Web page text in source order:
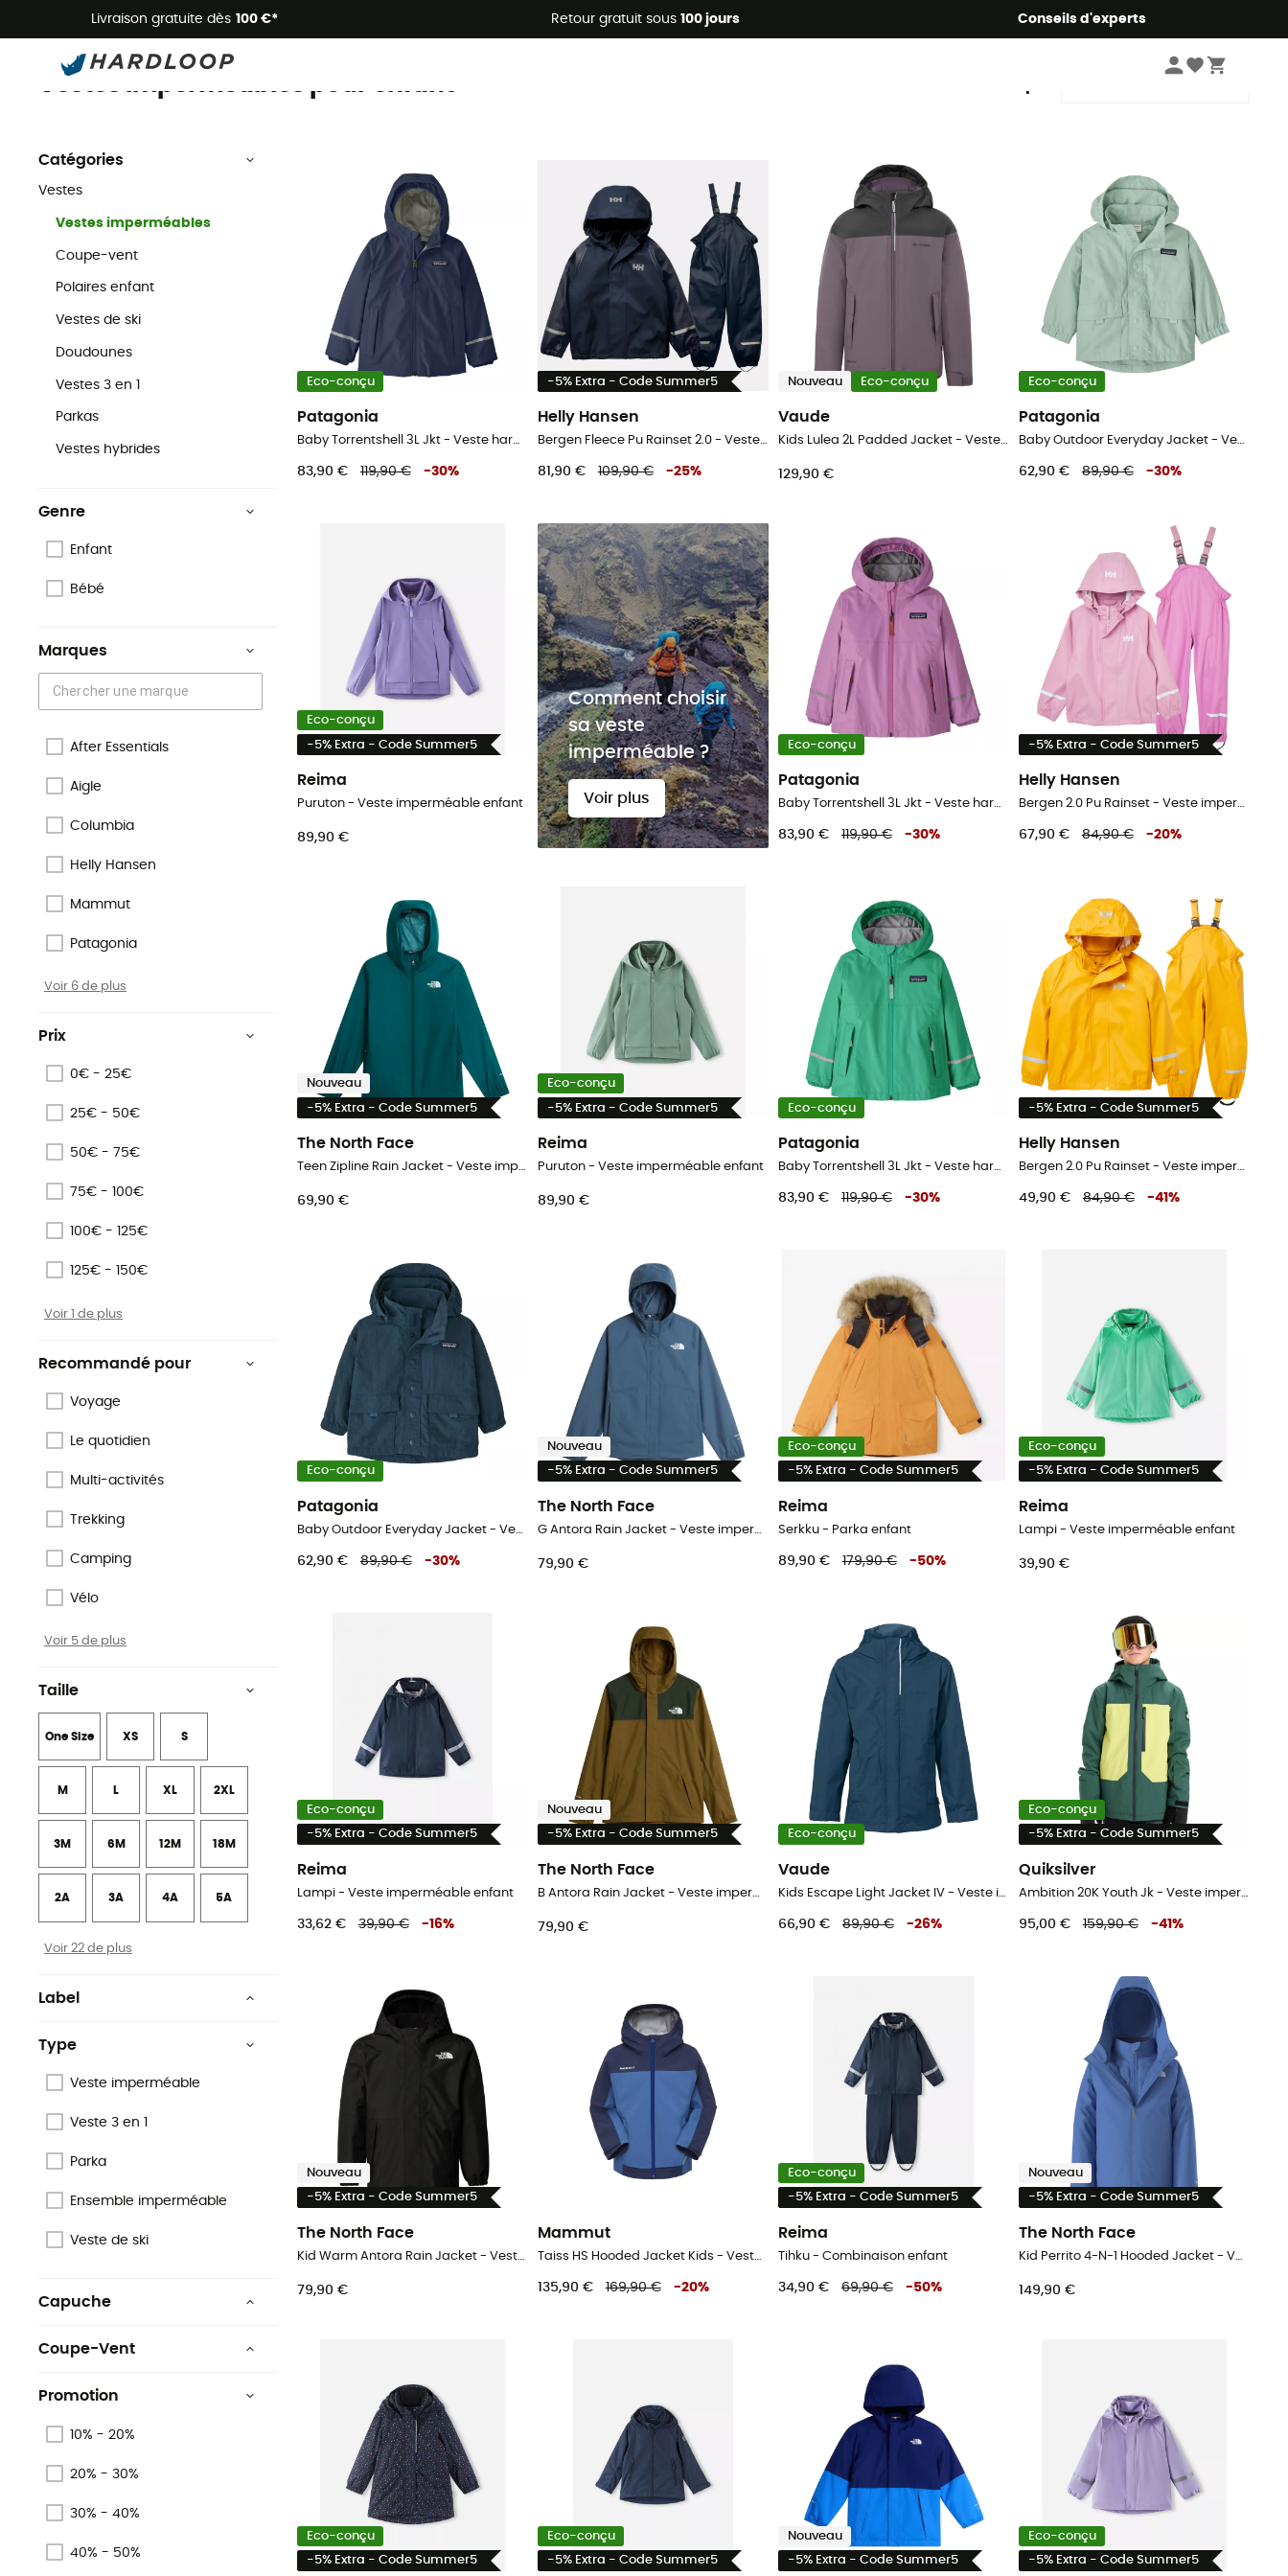
Livraison gratuite dès 100 €* Retour gratuit sous 100 jours Conseils d'experts
Promos d'été 🔥 -5 % EXTRA dès 2 produits* code Summer5
Vêtements enfant Vestes Vestes imperméables
Vestes imperméables pour enfant
Catégories
Vestes
Vestes imperméables
Coupe-vent
Polaires enfant
Vestes de ski
Doudounes
Vestes 3 en 1
Parkas
Vestes hybrides
Genre
Enfant
Bébé
Marques
After Essentials
Aigle
Columbia
Helly Hansen
Mammut
Patagonia
Voir 6 de plus
Prix
0€ - 25€
25€ - 50€
50€ - 75€
75€ - 100€
100€ - 125€
125€ - 150€
Voir 1 de plus
Recommandé pour
Voyage
Le quotidien
Multi-activités
Trekking
Camping
Vélo
Voir 5 de plus
Taille
One Size XS S
M L XL 2XL
3M 6M 12M 18M
2A 3A 4A 5A
Voir 22 de plus
Label
Type
Veste imperméable
Veste 3 en 1
Parka
Ensemble imperméable
Veste de ski
Capuche
Coupe-Vent
Promotion
10% - 20%
20% - 30%
30% - 40%
40% - 50%
Eco-conçu
Patagonia
Baby Torrentshell 3L Jkt - Veste hardshell enfant
83,90 € 119,90 € -30%
-5% Extra - Code Summer5
Helly Hansen
Bergen Fleece Pu Rainset 2.0 - Veste imperméable enfant
81,90 € 109,90 € -25%
Nouveau Eco-conçu
Vaude
Kids Lulea 2L Padded Jacket - Veste imperméable enfant
129,90 €
Eco-conçu
Patagonia
Baby Outdoor Everyday Jacket - Veste imperméable enfant
62,90 € 89,90 € -30%
Eco-conçu
-5% Extra - Code Summer5
Reima
Puruton - Veste imperméable enfant
89,90 €
Comment choisir
sa veste
imperméable ?
Voir plus
Eco-conçu
Patagonia
Baby Torrentshell 3L Jkt - Veste hardshell enfant
83,90 € 119,90 € -30%
-5% Extra - Code Summer5
Helly Hansen
Bergen 2.0 Pu Rainset - Veste imperméable enfant
67,90 € 84,90 € -20%
Nouveau
-5% Extra - Code Summer5
The North Face
Teen Zipline Rain Jacket - Veste imperméable enfant
69,90 €
Eco-conçu
-5% Extra - Code Summer5
Reima
Puruton - Veste imperméable enfant
89,90 €
Eco-conçu
Patagonia
Baby Torrentshell 3L Jkt - Veste hardshell enfant
83,90 € 119,90 € -30%
-5% Extra - Code Summer5
Helly Hansen
Bergen 2.0 Pu Rainset - Veste imperméable enfant
49,90 € 84,90 € -41 %
Eco-conçu
Patagonia
Baby Outdoor Everyday Jacket - Veste imperméable enfant
62,90 € 89,90 € -30%
Nouveau
-5% Extra - Code Summer5
The North Face
G Antora Rain Jacket - Veste imperméable enfant
79,90 €
Eco-conçu
-5% Extra - Code Summer5
Reima
Serkku - Parka enfant
89,90 € 179,90 € -50%
Eco-conçu
-5% Extra - Code Summer5
Reima
Lampi - Veste imperméable enfant
39,90 €
Eco-conçu
-5% Extra - Code Summer5
Reima
Lampi - Veste imperméable enfant
33,62 € 39,90 € -16%
Nouveau
-5% Extra - Code Summer5
The North Face
B Antora Rain Jacket - Veste imperméable enfant
79,90 €
Eco-conçu
Vaude
Kids Escape Light Jacket IV - Veste imperméable enfant
66,90 € 89,90 € -26%
Eco-conçu
-5% Extra - Code Summer5
Quiksilver
Ambition 20K Youth Jk - Veste imperméable enfant
95,00 € 159,90 € -41 %
Nouveau
-5% Extra - Code Summer5
The North Face
Kid Warm Antora Rain Jacket - Veste imperméable enfant
79,90 €
Mammut
Taiss HS Hooded Jacket Kids - Veste hardshell enfant
135,90 € 169,90 € -20%
Eco-conçu
-5% Extra - Code Summer5
Reima
Tihku - Combinaison enfant
34,90 € 69,90 € -50%
Nouveau
-5% Extra - Code Summer5
The North Face
Kid Perrito 4-N-1 Hooded Jacket - Veste imperméable enfant
149,90 €
Eco-conçu
-5% Extra - Code Summer5
Eco-conçu
-5% Extra - Code Summer5
Nouveau
-5% Extra - Code Summer5
Eco-conçu
-5% Extra - Code Summer5